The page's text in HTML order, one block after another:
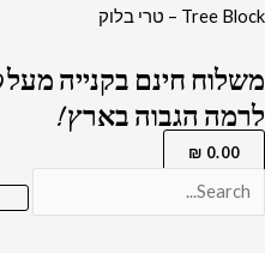
דילוג
Tree Block – טרי בלוק
לרמה הגבוה בארץ !
0.00
₪
כמות
2867
-
ברכת